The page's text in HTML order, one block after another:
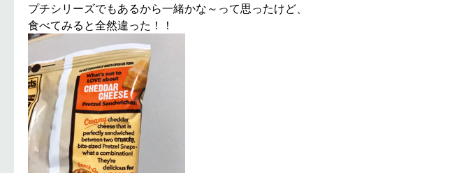
プチシリーズでもあるから一緒かな～って思ったけど、
食べてみると全然違った！！